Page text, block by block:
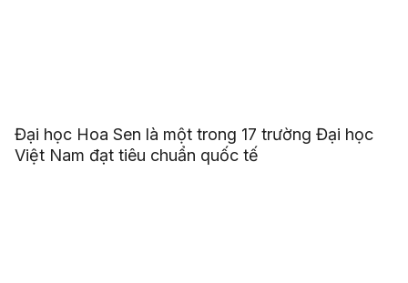
Đại học Hoa Sen là một trong 17 trường Đại học
Việt Nam đạt tiêu chuẩn quốc tế